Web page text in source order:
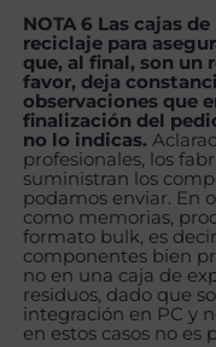
NOTA 6 Las cajas
reciclaje para
que, al final, son un
favor, deja
observaciones que
finalización del
no lo indicas.
profesionales, los
suministran los
podamos enviar. En
como memorias,
formato bulk, es
componentes bien
no en una caja de
residuos, dado que
integración en PC y
en estos casos no es